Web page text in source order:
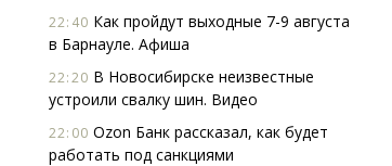
22:40 Как пройдут выходные 7-9 августа
в Барнауле. Афиша
22:20 В Новосибирске неизвестные
устроили свалку шин. Видео
22:00 Ozon Банк рассказал, как будет
работать под санкциями